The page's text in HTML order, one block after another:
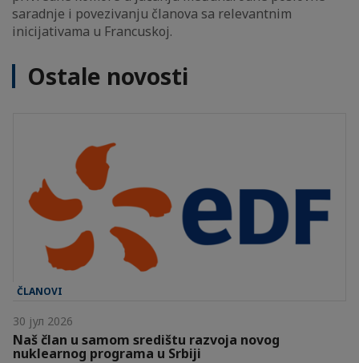
saradnje i povezivanju članova sa relevantnim
inicijativama u Francuskoj.
Ostale novosti
ČLANOVI
30 јул 2026
Naš član u samom središtu razvoja novog
nuklearnog programa u Srbiji